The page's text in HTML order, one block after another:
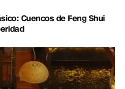
Cuencos de Feng Shui